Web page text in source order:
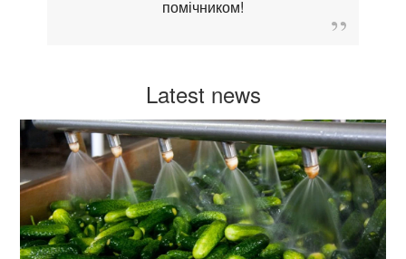
помічником!
Latest news